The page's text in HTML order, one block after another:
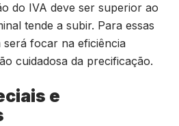
do IVA deve ser superior ao
tende a subir. Para essas
será focar na eficiência
cuidadosa da precificação.
e